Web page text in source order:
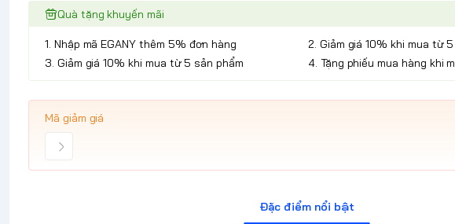
Quà tặng khuyến mãi
1. Nhập mã EGANY thêm 5% đơn hàng
2. Giảm giá 10% khi mua từ
3. Giảm giá 10% khi mua từ 5 sản phẩm
4. Tặng phiếu mua hàng khi
Mã giảm giá
Đặc điểm nổi bật